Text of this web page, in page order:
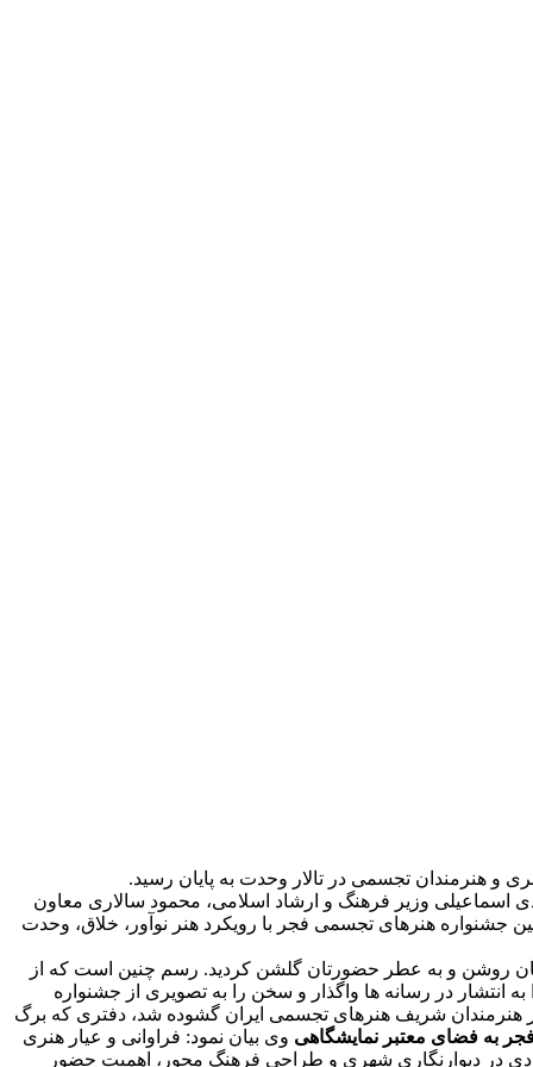
هنرهای تجسمی فجر شامگاه پنج شنبه ۳ اسفند ماه با حضور محمدمهدی اسماعیلی وزیر فرهنگ و ارشاد اسلامی، محمود سالاری معاون
جشنواره هنرهای تجسمی فجر با رویکرد هنر نوآور، خلاق، وحدت
روشن و به عطر حضورتان گلشن کردید. رسم چنین است که از
در رسانه ها واگذار و سخن را به تصویری از جشنواره
هنرمندان شریف هنرهای تجسمی ایران گشوده شد، دفتری که برگ
به فضای معتبر نمایشگاهی وی بیان نمود: فراوانی و عیار هنری
در دیوارنگاری شهری و طراحی فرهنگ محور، اهمیت حضور